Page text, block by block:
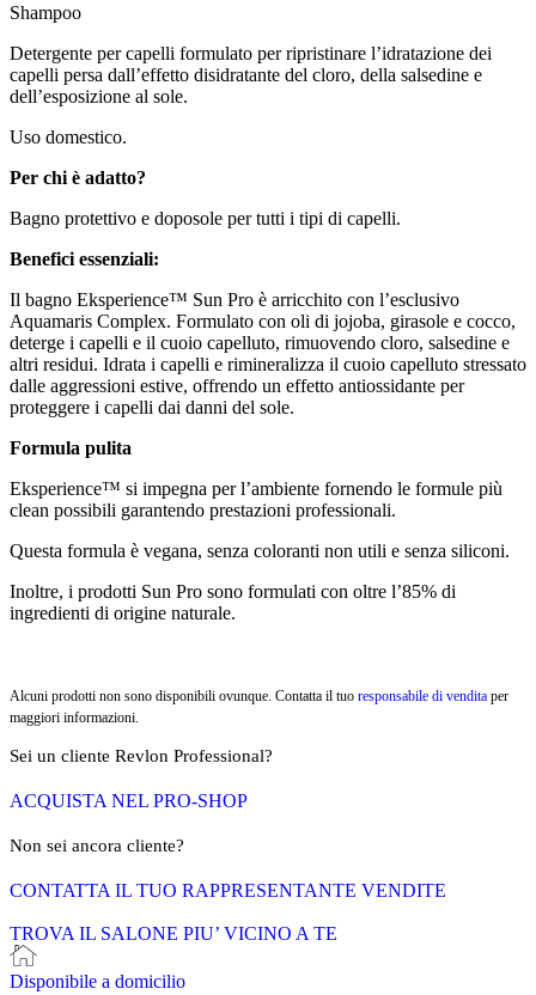
Shampoo
Detergente per capelli formulato per ripristinare l’idratazione dei
capelli persa dall’effetto disidratante del cloro, della salsedine e
dell’esposizione al sole.
Uso domestico.
Per chi è adatto?
Bagno protettivo e doposole per tutti i tipi di capelli.
Benefici essenziali:
Il bagno Eksperience™ Sun Pro è arricchito con l’esclusivo
Aquamaris Complex. Formulato con oli di jojoba, girasole e cocco,
deterge i capelli e il cuoio capelluto, rimuovendo cloro, salsedine e
altri residui. Idrata i capelli e rimineralizza il cuoio capelluto stressato
dalle aggressioni estive, offrendo un effetto antiossidante per
proteggere i capelli dai danni del sole.
Formula pulita
Eksperience™ si impegna per l’ambiente fornendo le formule più
clean possibili garantendo prestazioni professionali.
Questa formula è vegana, senza coloranti non utili e senza siliconi.
Inoltre, i prodotti Sun Pro sono formulati con oltre l’85% di
ingredienti di origine naturale.
Alcuni prodotti non sono disponibili ovunque. Contatta il tuo responsabile di vendita per
maggiori informazioni.
Sei un cliente Revlon Professional?
ACQUISTA NEL PRO-SHOP
Non sei ancora cliente?
CONTATTA IL TUO RAPPRESENTANTE VENDITE
TROVA IL SALONE PIU’ VICINO A TE
Disponibile a domicilio